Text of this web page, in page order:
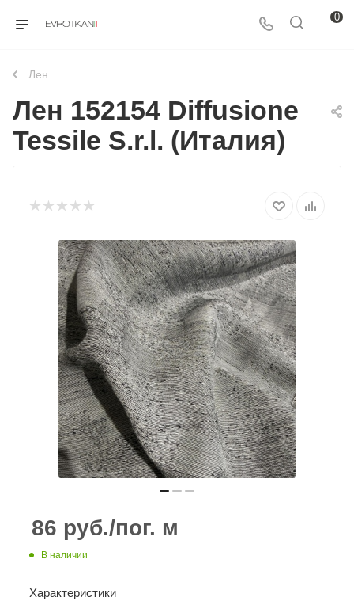
0
Лен
Лен 152154 Diffusione
Tessile S.r.l. (Италия)
86 руб./пог. м
В наличии
Характеристики